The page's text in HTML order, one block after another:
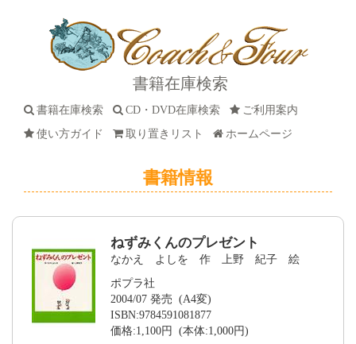
書籍在庫検索
書籍在庫検索 CD・DVD在庫検索
ご利用案内
使い方ガイド
取り置きリスト ホームページ
書籍情報
ねずみくんのプレゼント
なかえ よしを 作 上野 紀子 絵
ポプラ社
2004/07 発売 (A4変)
ISBN:9784591081877
価格:1,100円 (本体:1,000円)